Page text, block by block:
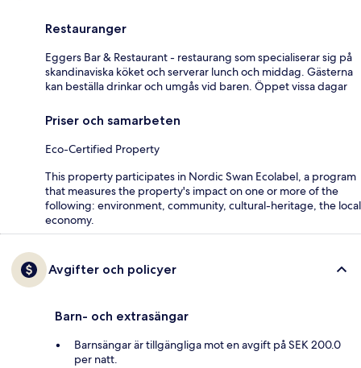
Restauranger
Eggers Bar & Restaurant - restaurang som specialiserar sig på
skandinaviska köket och serverar lunch och middag. Gästerna
kan beställa drinkar och umgås vid baren. Öppet vissa dagar
Priser och samarbeten
Eco-Certified Property
This property participates in Nordic Swan Ecolabel, a program
that measures the property's impact on one or more of the
following: environment, community, cultural-heritage, the local
economy.
Avgifter och policyer
Barn- och extrasängar
Barnsängar är tillgängliga mot en avgift på SEK 200.0
per natt.